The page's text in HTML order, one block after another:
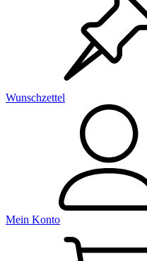
Wunschzettel
Mein Konto